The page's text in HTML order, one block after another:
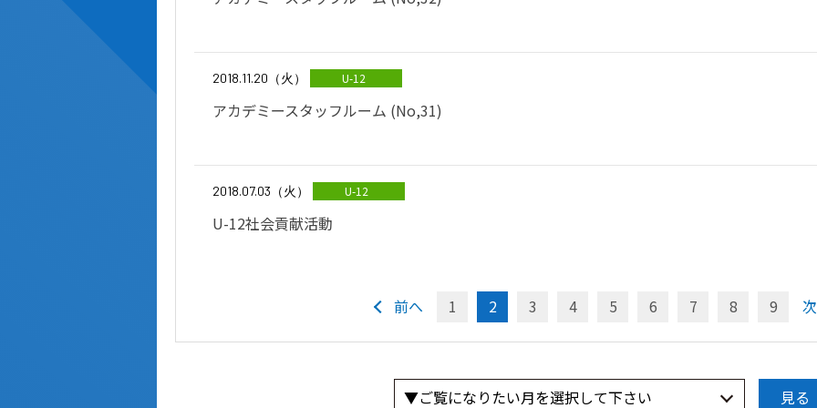
2018.11.20（火） U-12
アカデミースタッフルーム (No,31)
2018.07.03（火） U-12
U-12社会貢献活動
前へ 1 2 3 4 5 6 7 8 9